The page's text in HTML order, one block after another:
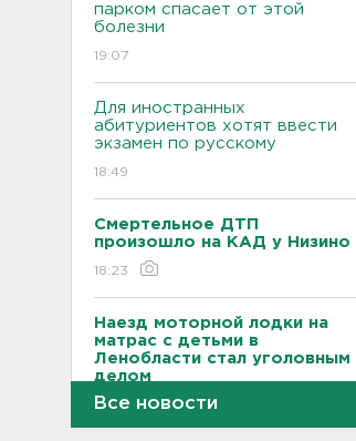
парком спасает от этой
болезни
19:07
Для иностранных
абитуриентов хотят ввести
экзамен по русскому
18:49
Смертельное ДТП
произошло на КАД у Низино
18:23
Наезд моторной лодки на
матрас с детьми в
Ленобласти стал уголовным
делом
18:22
Все новости